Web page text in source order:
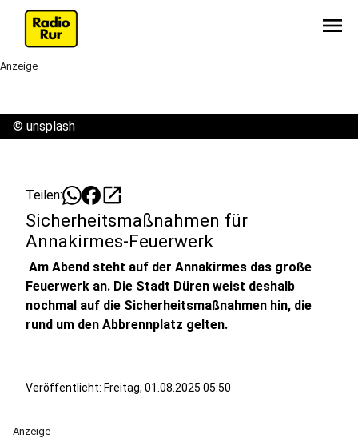
menu
Anzeige
© unsplash
Teilen: open_in_new
Sicherheitsmaßnahmen für
Annakirmes-Feuerwerk
Am Abend steht auf der Annakirmes das große
Feuerwerk an. Die Stadt Düren weist deshalb
nochmal auf die Sicherheitsmaßnahmen hin, die
rund um den Abbrennplatz gelten.
Veröffentlicht: Freitag, 01.08.2025 05:50
Anzeige